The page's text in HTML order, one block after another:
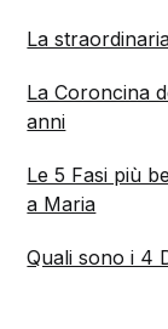
La
La Coroncina
anni
Le 5 Fasi più
a Maria
Quali sono i 4